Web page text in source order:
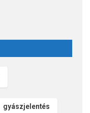
gyászjelentés